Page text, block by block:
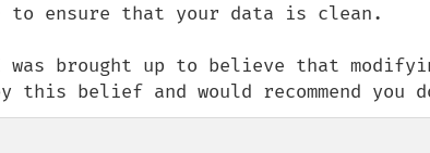
ensure that your data is clean.
brought up to believe that
this belief and would recommend you